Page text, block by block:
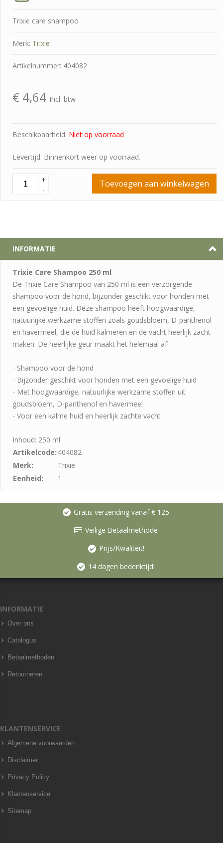
Trixie care shampoo
Merk: Trixie
Artikelnummer: 404082
€ 4,64 Incl. btw
Beschikbaarheid: Niet op voorraad
Levertijd: Binnenkort weer op voorraad.
+
-
Toevoegen aan winkelwagen
INFORMATIE
Trixie Care Shampoo 250 ml
De Trixie Care Shampoo van 250 ml is een verzorgende
shampoo voor de hond, bijzonder geschikt voor honden met
een gevoelige huid. Deze shampoo heeft hoogwaardige,
natuurlijke werkzame stoffen zoals goudsbloem, D-panthenol
en havermeel, die de huid kalmeren en de vacht heerlijk zacht
maken. De heerlijke geur maakt het helemaal af!
- Shampoo voor de hond
- Bijzonder geschikt voor honden met een gevoelige huid
- Met hoogwaardige, natuurlijke werkzame stoffen uit
goudsbloem, D-panthenol en havermeel
- Voor een kalme huid en heerlijk zachte vacht
Inhoud: 250 ml
Artikelcode: 404082
Merk:
Trixie
Eenheid:
1
Gratis verzending vanaf € 125
Veilige Betaalmethode
Prijs/Kwaliteit!
14 dagen bedenktijd!
INFORMATIE
Over ons
Catalogus
Betaalmethoden
Retourneren
KLANTENSERVICE
Algemene voorwaarden
Disclaimer
Privacy Policy
Klantenservice
Sitemap